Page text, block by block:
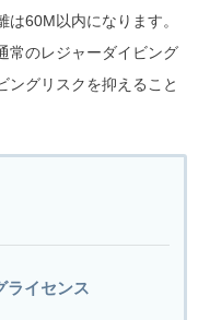
60M以内になります。
常のレジャーダイビング
ングリスクを抑えること
ライセンス